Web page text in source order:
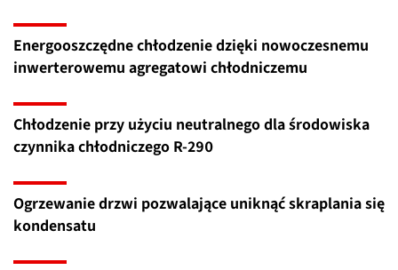
Energooszczędne chłodzenie dzięki nowoczesnemu
inwerterowemu agregatowi chłodniczemu
Chłodzenie przy użyciu neutralnego dla środowiska
czynnika chłodniczego R-290
Ogrzewanie drzwi pozwalające uniknąć skraplania się
kondensatu